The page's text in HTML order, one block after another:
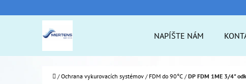
NAPÍŠTE NÁM
Domov
/ Ochrana vykurovacích systémov / FDM do 90°C / DP FDM 1ME 3/4"
Í
do
obchodu
do
obchodu